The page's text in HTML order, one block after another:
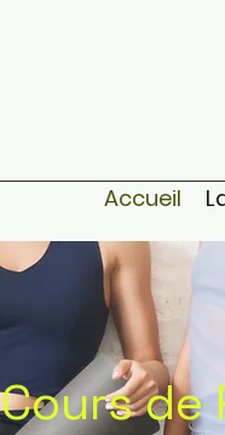
Accueil
Cours de